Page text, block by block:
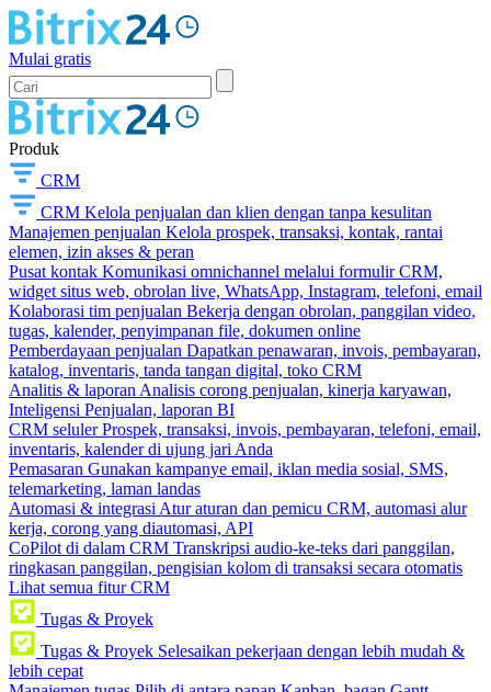
Mulai gratis
Produk
CRM
CRM Kelola penjualan dan klien dengan tanpa kesulitan
Manajemen penjualan Kelola prospek, transaksi, kontak, rantai
elemen, izin akses & peran
Pusat kontak Komunikasi omnichannel melalui formulir CRM,
widget situs web, obrolan live, WhatsApp, Instagram, telefoni, email
Kolaborasi tim penjualan Bekerja dengan obrolan, panggilan video,
tugas, kalender, penyimpanan file, dokumen online
Pemberdayaan penjualan Dapatkan penawaran, invois, pembayaran,
katalog, inventaris, tanda tangan digital, toko CRM
Analitis & laporan Analisis corong penjualan, kinerja karyawan,
Inteligensi Penjualan, laporan BI
CRM seluler Prospek, transaksi, invois, pembayaran, telefoni, email,
inventaris, kalender di ujung jari Anda
Pemasaran Gunakan kampanye email, iklan media sosial, SMS,
telemarketing, laman landas
Automasi & integrasi Atur aturan dan pemicu CRM, automasi alur
kerja, corong yang diautomasi, API
CoPilot di dalam CRM Transkripsi audio-ke-teks dari panggilan,
ringkasan panggilan, pengisian kolom di transaksi secara otomatis
Lihat semua fitur CRM
Tugas & Proyek
Tugas & Proyek Selesaikan pekerjaan dengan lebih mudah &
lebih cepat